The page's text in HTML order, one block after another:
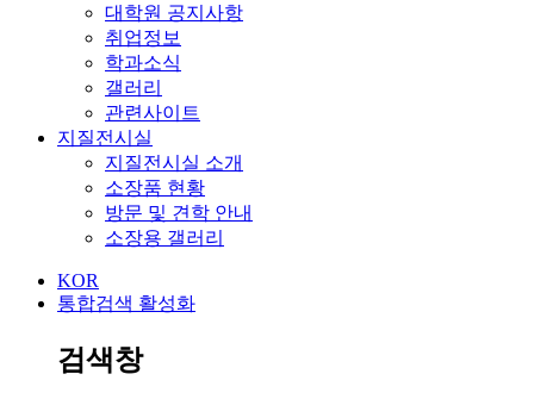
대학원 공지사항
취업정보
학과소식
갤러리
관련사이트
지질전시실
지질전시실 소개
소장품 현황
방문 및 견학 안내
소장용 갤러리
KOR
통합검색 활성화
검색창